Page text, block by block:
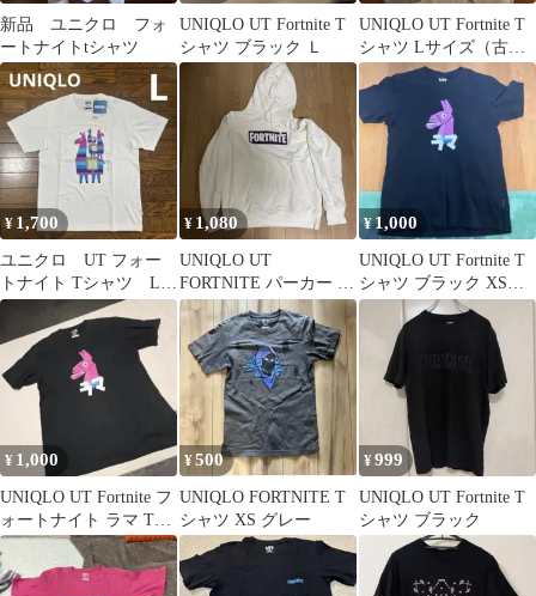
新品 ユニクロ フォ
ートナイトtシャツ
UNIQLO UT Fortnite T
シャツ ブラック Ｌ
UNIQLO UT Fortnite T
シャツ Lサイズ（古
着）
¥ 1,700
ユニクロ UT フォー
トナイト Tシャツ Lサ
イズ ②
¥ 1,080
UNIQLO UT
FORTNITE パーカー ホ
ワイト L
¥1,000
UNIQLO UT Fortnite T
シャツ ブラック XSサ
イズ
¥ 1,000
UNIQLO UT Fortnite フ
ォートナイト ラマ Tシ
ャツ
¥500
UNIQLO FORTNITE T
シャツ XS グレー
¥999
UNIQLO UT Fortnite T
シャツ ブラック